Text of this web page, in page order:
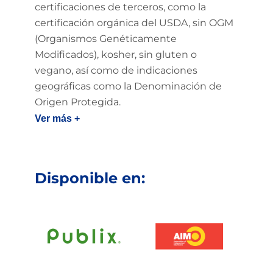
certificaciones de terceros, como la
certificación orgánica del USDA, sin OGM
(Organismos Genéticamente
Modificados), kosher, sin gluten o
vegano, así como de indicaciones
geográficas como la Denominación de
Origen Protegida.
Ver más +
Disponible en: